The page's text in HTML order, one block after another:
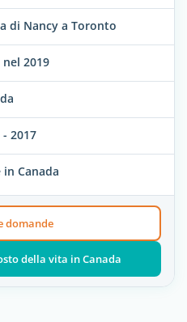
di Nancy a Toronto
2019
2017
Canada
domande
della vita in Canada